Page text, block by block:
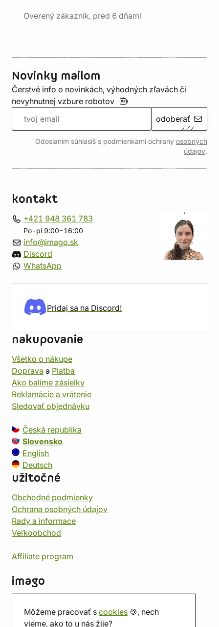
Môžeme pracovať s cookies 🍪, nech
vieme, ako to u nás žije?
Overený zákazník, pred 6 dňami
Novinky mailom
Čerstvé info o novinkách, výhodných zľavách či
nevyhnutnej vzbure robotov
odoberať
Odoslaním súhlasíš s podmienkami ochrany osobných
údajov.
kontakt
+421 948 361 783
Po-pi 9:00-16:00
info@imago.sk
Discord
WhatsApp
Pridaj sa na Discord!
nakupovanie
Všetko o nákupe
Doprava a Platba
Ako balíme zásielky
Reklamácie a vrátenie
Sledovať objednávku
Česká republika
Slovensko
English
Deutsch
užitočné
Obchodné podmienky
Ochrana osobných údajov
Rady a informace
Veľkoobchod
Affiliate program
imago
Predajňa
Herňa